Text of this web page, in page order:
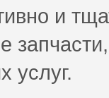
и
услуг.